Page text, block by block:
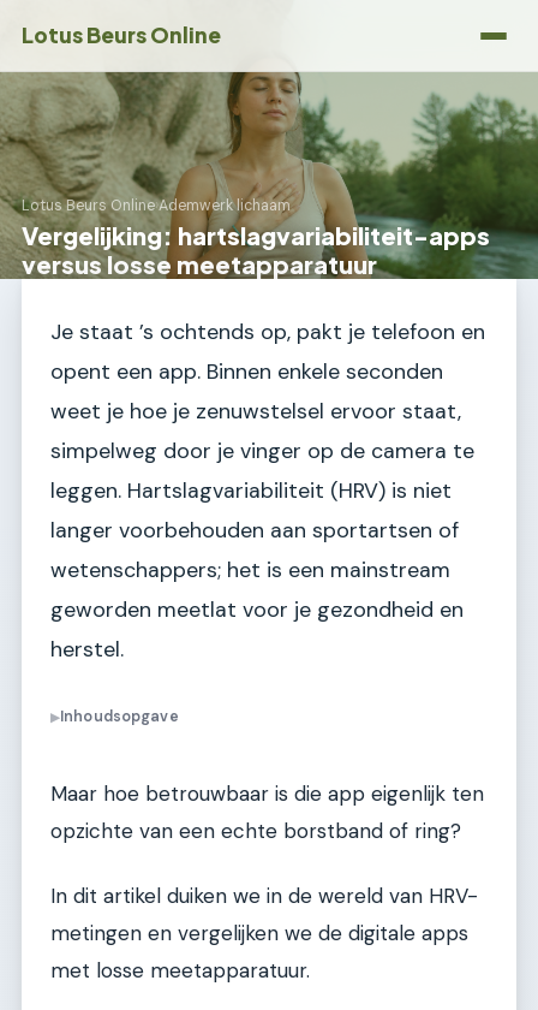
Lotus Beurs Online
Lotus Beurs Online›Ademwerk lichaam
Vergelijking: hartslagvariabiliteit-apps
versus losse meetapparatuur
Je staat ’s ochtends op, pakt je telefoon en
opent een app. Binnen enkele seconden
weet je hoe je zenuwstelsel ervoor staat,
simpelweg door je vinger op de camera te
leggen. Hartslagvariabiliteit (HRV) is niet
langer voorbehouden aan sportartsen of
wetenschappers; het is een mainstream
geworden meetlat voor je gezondheid en
herstel.
▶Inhoudsopgave
Maar hoe betrouwbaar is die app eigenlijk ten
opzichte van een echte borstband of ring?
In dit artikel duiken we in de wereld van HRV-
metingen en vergelijken we de digitale apps
met losse meetapparatuur.